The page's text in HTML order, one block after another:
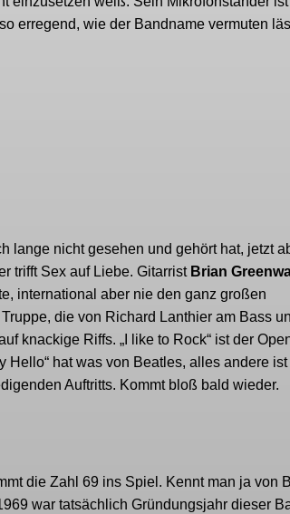
erregend, wie der Bandname vermuten
lange nicht gesehen und gehört hat, jetzt
trifft Sex auf Liebe. GitarristBrian
international aber nie den ganz großen
die von Richard Lanthier am Bass
knackige Riffs. „I like to Rock“ ist der
Hello“ hat was von Beatles, alles andere ist
Auftritts. Kommt bloß bald wieder.
die Zahl 69 ins Spiel. Kennt man ja von
war tatsächlich Gründungsjahr dieser